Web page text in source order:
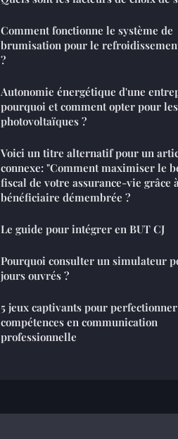
Comment fonctionne le système de
brumisation pour le
?
Autonomie énergétique d'une
pourquoi et comment opter pour
photovoltaïques ?
Voici un titre alternatif pour un
connexe: "Comment maximiser le
fiscal de votre assurance-vie grâce
bénéficiaire démembrée ?
Le guide pour intégrer en BUT CJ
Pourquoi consulter un simulateur
jours ouvrés ?
5 jeux captivants pour
compétences en communication
professionnelle